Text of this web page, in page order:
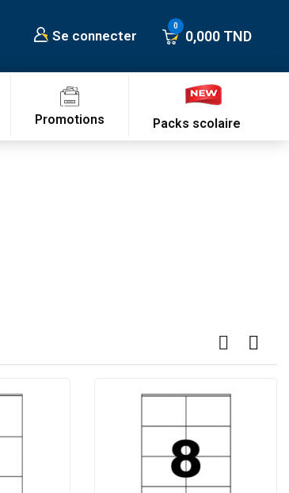
Se connecter 0,000 TND
Promotions Packs scolaire